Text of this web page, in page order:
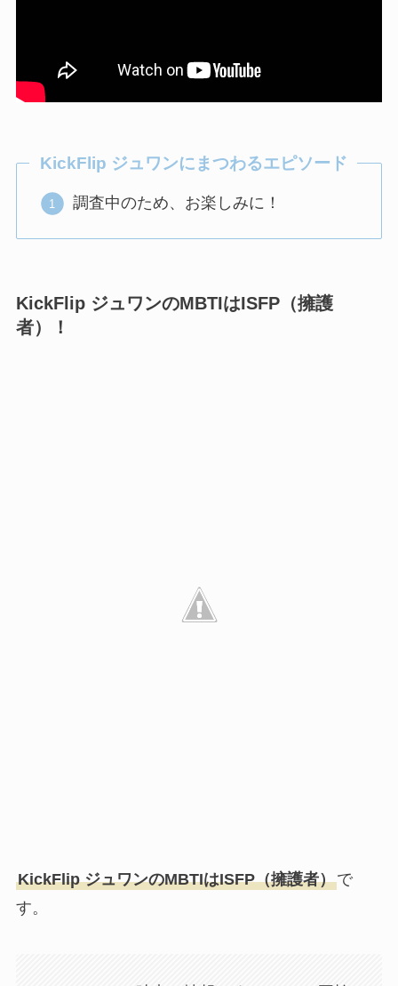
KickFlip ジュワンにまつわるエピソード
調査中のため、お楽しみに！
KickFlip ジュワンのMBTIはISFP（擁護
者）！
KickFlip ジュワンのMBTIはISFP（擁護者）で
す。